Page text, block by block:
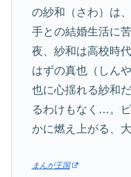
の紗和（さわ）は
手との結婚生活に
夜、紗和は高校時
はずの真也（しん
也に心揺れる紗和
るわけもなく…。
かに燃え上がる、
まんが王国